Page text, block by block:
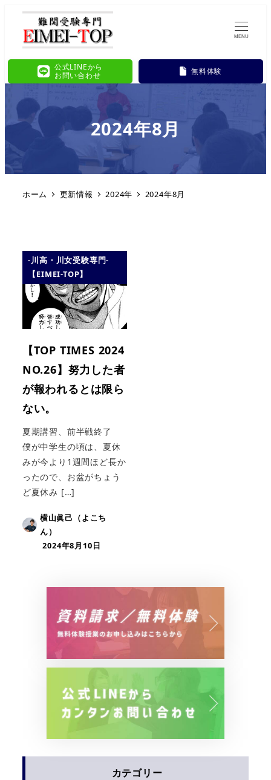
公式LINEから
お問い合わせ
無料体験
MENU
2024年8月
ホーム 更新情報 2024年 2024年8月
-川高・川女受験専門-
【EIMEI-TOP】
【TOP TIMES 2024
NO.26】努力した者
が報われるとは限ら
ない。
夏期講習、前半戦終了
僕が中学生の頃は、夏休
みが今より1週間ほど長か
ったので、お盆がちょう
ど夏休み […]
横山眞己（よこち
ん）
2024年8月10日
カテゴリー